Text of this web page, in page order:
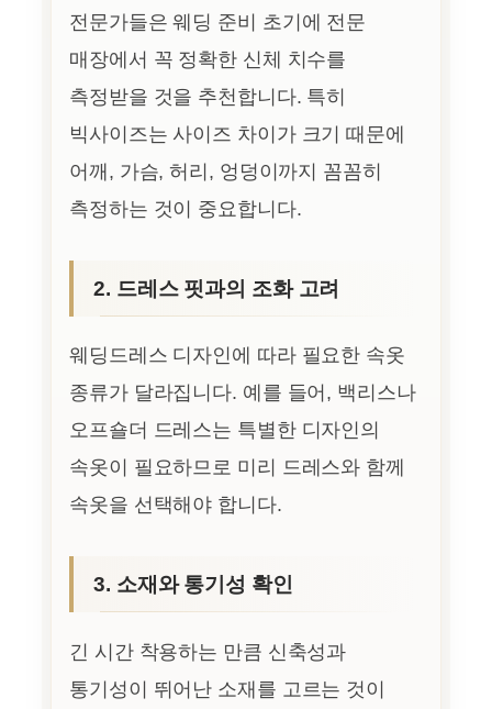
전문가들은 웨딩 준비 초기에 전문
매장에서 꼭 정확한 신체 치수를
측정받을 것을 추천합니다. 특히
빅사이즈는 사이즈 차이가 크기 때문에
어깨, 가슴, 허리, 엉덩이까지 꼼꼼히
측정하는 것이 중요합니다.
2. 드레스 핏과의 조화 고려
웨딩드레스 디자인에 따라 필요한 속옷
종류가 달라집니다. 예를 들어, 백리스나
오프숄더 드레스는 특별한 디자인의
속옷이 필요하므로 미리 드레스와 함께
속옷을 선택해야 합니다.
3. 소재와 통기성 확인
긴 시간 착용하는 만큼 신축성과
통기성이 뛰어난 소재를 고르는 것이